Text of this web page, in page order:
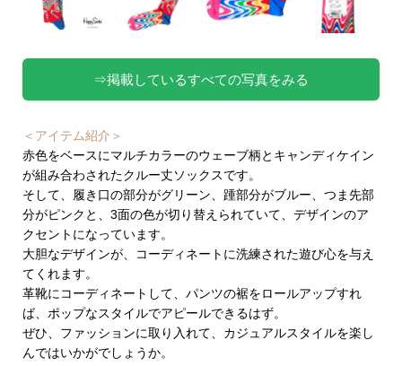
⇒掲載しているすべての写真をみる
＜アイテム紹介＞
赤色をベースにマルチカラーのウェーブ柄とキャンディケイン
が組み合わされたクルー丈ソックスです。
そして、履き口の部分がグリーン、踵部分がブルー、つま先部
分がピンクと、3面の色が切り替えられていて、デザインのア
クセントになっています。
大胆なデザインが、コーディネートに洗練された遊び心を与え
てくれます。
革靴にコーディネートして、パンツの裾をロールアップすれ
ば、ポップなスタイルでアピールできるはず。
ぜひ、ファッションに取り入れて、カジュアルスタイルを楽し
んではいかがでしょうか。